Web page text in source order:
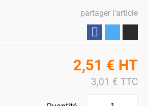
partager l'article
2,51 € HT
3,01 € TTC